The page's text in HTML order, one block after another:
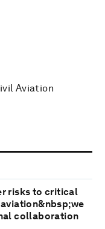
Aviation
risks to critical
collaboration